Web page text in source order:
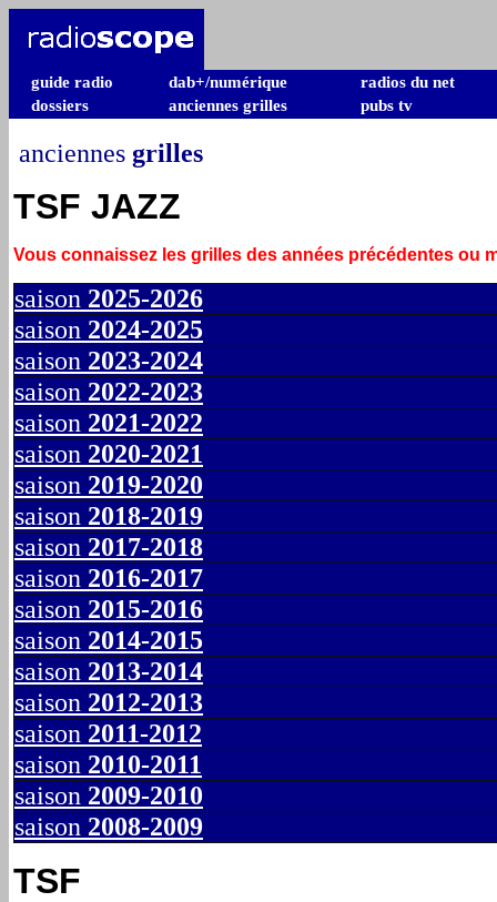
guide radio dab+/numérique
radios du net
dossiers
anciennes grilles pubs tv
anciennes grilles
TSF JAZZ
Vous connaissez les grilles des années précédentes ou
saison 2025-2026
saison 2024-2025
saison 2023-2024
saison 2022-2023
saison 2021-2022
saison 2020-2021
saison 2019-2020
saison 2018-2019
saison 2017-2018
saison 2016-2017
saison 2015-2016
saison 2014-2015
saison 2013-2014
saison 2012-2013
saison 2011-2012
saison 2010-2011
saison 2009-2010
saison 2008-2009
TSF